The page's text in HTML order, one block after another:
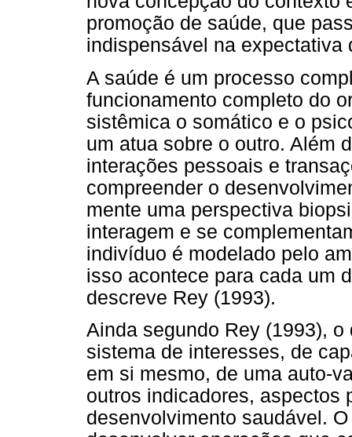
promoção de saúde, que
indispensável na
A saúde é um processo
funcionamento completo do
sistêmica o somático e o
um atua sobre o outro. Além
interações pessoais e
compreender o
mente uma perspectiva
interagem e se
indivíduo é modelado pelo
isso acontece para cada um
descreve Rey (1993).
Ainda segundo Rey (1993),
sistema de interesses, de
em si mesmo, de uma auto-
outros indicadores, aspectos
desenvolvimento saudável.